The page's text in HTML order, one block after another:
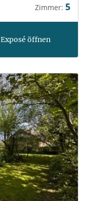
Zimmer: 5
Exposé öffnen